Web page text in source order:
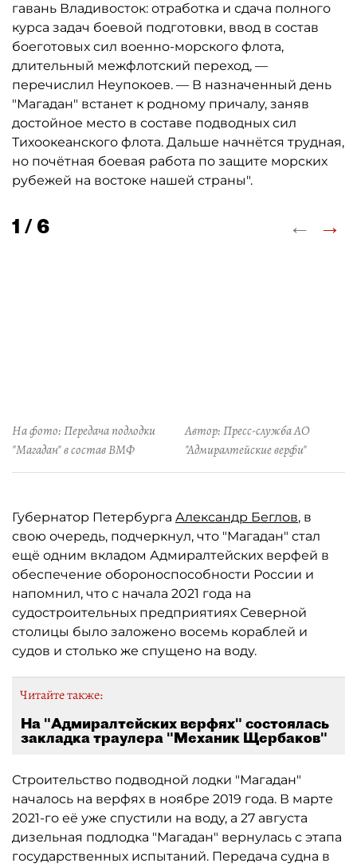
гавань Владивосток: отработка и сдача полного
курса задач боевой подготовки, ввод в состав
боеготовых сил военно-морского флота,
длительный межфлотский переход, —
перечислил Неупокоев. — В назначенный день
"Магадан" встанет к родному причалу, заняв
достойное место в составе подводных сил
Тихоокеанского флота. Дальше начнётся трудная,
но почётная боевая работа по защите морских
рубежей на востоке нашей страны".
1 / 6 ← →
На фото: Передача подлодки
"Магадан" в состав ВМФ
Автор: Пресс-служба АО
"Адмиралтейские верфи"
Губернатор Петербурга Александр Беглов, в
свою очередь, подчеркнул, что "Магадан" стал
ещё одним вкладом Адмиралтейских верфей в
обеспечение обороноспособности России и
напомнил, что с начала 2021 года на
судостроительных предприятиях Северной
столицы было заложено восемь кораблей и
судов и столько же спущено на воду.
Читайте также:
На "Адмиралтейских верфях" состоялась
закладка траулера "Механик Щербаков"
Строительство подводной лодки "Магадан"
началось на верфях в ноябре 2019 года. В марте
2021-го её уже спустили на воду, а 27 августа
дизельная подлодка "Магадан" вернулась с этапа
государственных испытаний. Передача судна в